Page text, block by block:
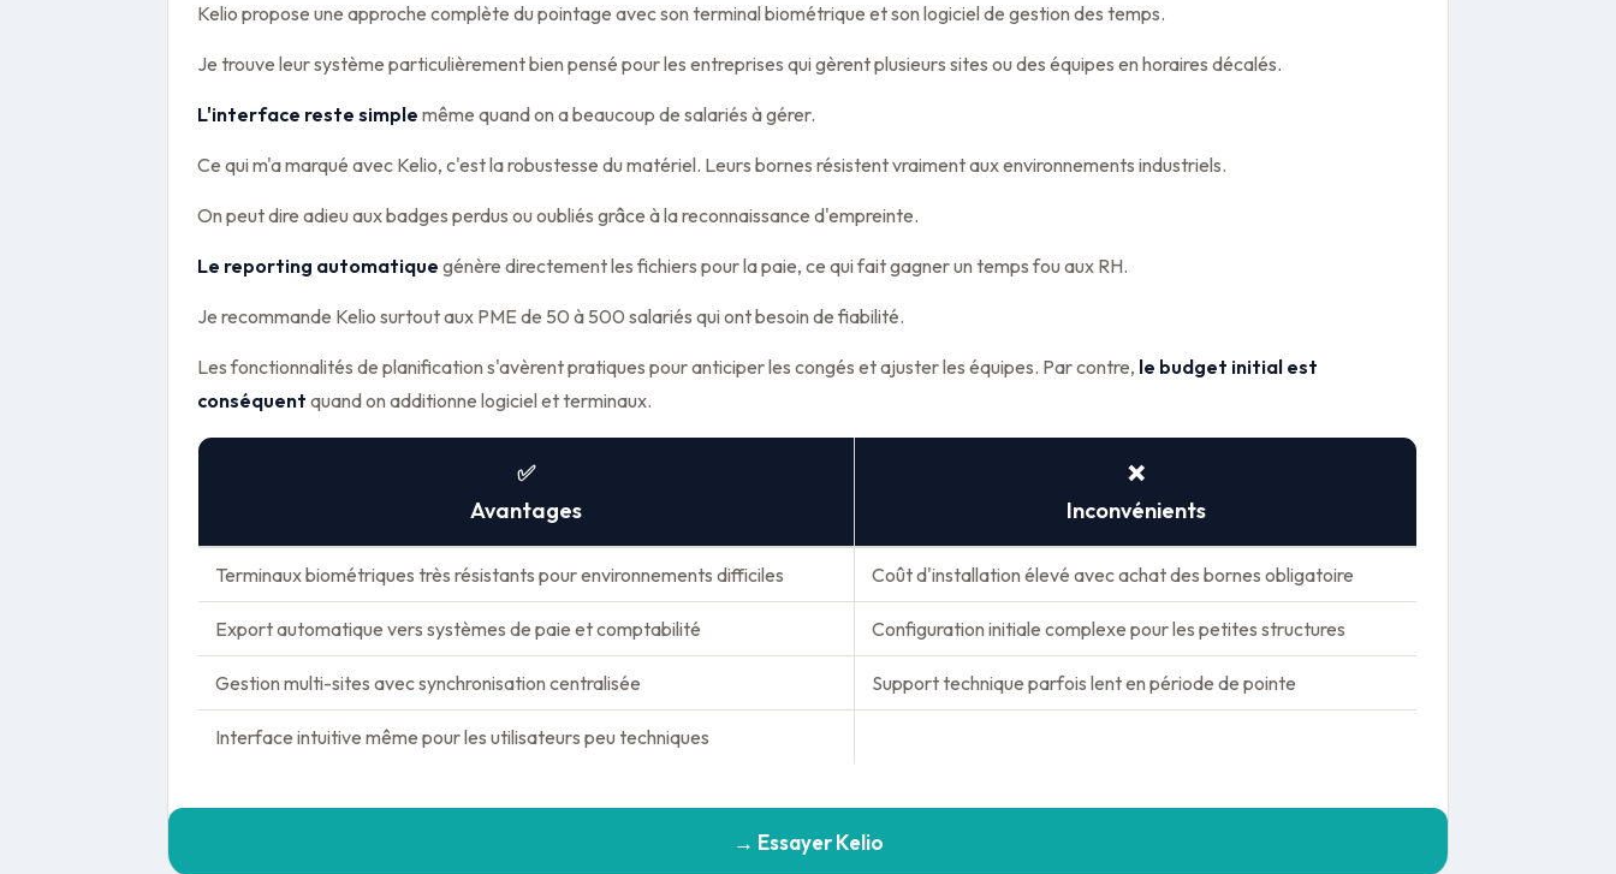
Kelio propose une approche complète du pointage avec son terminal biométrique et son logiciel de gestion des temps.
Je trouve leur système particulièrement bien pensé pour les entreprises qui gèrent plusieurs sites ou des équipes en horaires décalés.
L'interface reste simple même quand on a beaucoup de salariés à gérer.
Ce qui m'a marqué avec Kelio, c'est la robustesse du matériel. Leurs bornes résistent vraiment aux environnements industriels.
On peut dire adieu aux badges perdus ou oubliés grâce à la reconnaissance d'empreinte.
Le reporting automatique génère directement les fichiers pour la paie, ce qui fait gagner un temps fou aux RH.
Je recommande Kelio surtout aux PME de 50 à 500 salariés qui ont besoin de fiabilité.
Les fonctionnalités de planification s'avèrent pratiques pour anticiper les congés et ajuster les équipes. Par contre, le budget initial est
conséquent quand on additionne logiciel et terminaux.
✅
Avantages
❌
Inconvénients
Terminaux biométriques très résistants pour environnements difficiles Coût d'installation élevé avec achat des bornes obligatoire
Export automatique vers systèmes de paie et comptabilité Configuration initiale complexe pour les petites structures
Gestion multi-sites avec synchronisation centralisée Support technique parfois lent en période de pointe
Interface intuitive même pour les utilisateurs peu techniques
→ Essayer Kelio